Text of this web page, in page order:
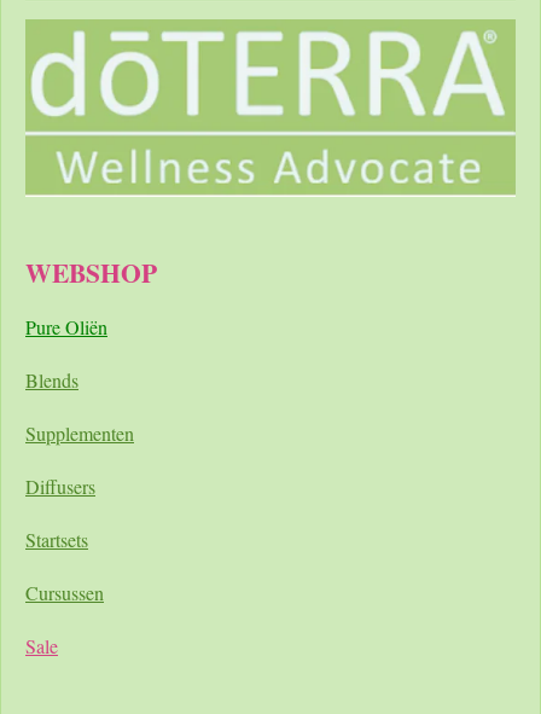
WEBSHOP
Pure Oliën
Blends
Supplementen
Diffusers
Startsets
Cursussen
Sale